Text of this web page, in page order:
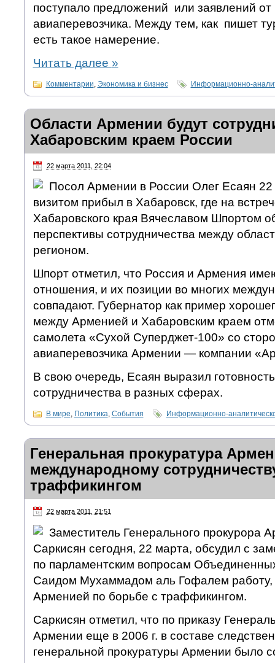
поступало предложений или заявлений от
авиаперевозчика. Между тем, как пишет
есть такое намерение.
Читать далее »
Комментарии Экономика и бизнес Информационно-
Области Армении будут
Хабаровским краем России
22 марта 2011, 22:04
Посол Армении в России Олег Есаян
визитом прибыл в Хабаровск, где на
Хабаровского края Вячеславом Шпортом
перспективы сотрудничества между
регионом.
Шпорт отметил, что Россия и Армения
отношения, и их позиции во многих
совпадают. Губернатор как пример
между Арменией и Хабаровским краем
самолета «Сухой Суперджет-100» со
авиаперевозчика Армении — компании
В свою очередь, Есаян выразил
сотрудничества в разных сферах.
В мире, Политика, События Информационно-
Генеральная прокуратура
международному
траффикингом
22 марта 2011, 21:51
Заместитель Генерального прокурора
Саркисян сегодня, 22 марта, обсудил с
по парламентским вопросам
Саидом Мухаммадом аль Гофалем работу,
Арменией по борьбе с траффикингом.
Саркисян отметил, что по приказу
Армении еще в 2006 г. в составе
генеральной прокуратуры Армении было